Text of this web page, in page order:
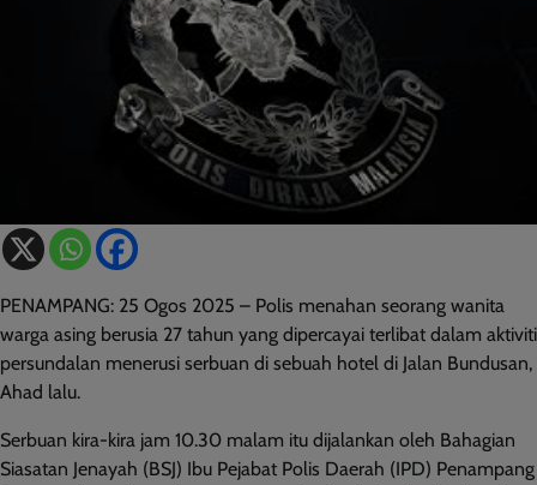
PENAMPANG: 25 Ogos 2025 – Polis menahan seorang wanita
warga asing berusia 27 tahun yang dipercayai terlibat dalam aktiviti
persundalan menerusi serbuan di sebuah hotel di Jalan Bundusan,
Ahad lalu.
Serbuan kira-kira jam 10.30 malam itu dijalankan oleh Bahagian
Siasatan Jenayah (BSJ) Ibu Pejabat Polis Daerah (IPD) Penampang